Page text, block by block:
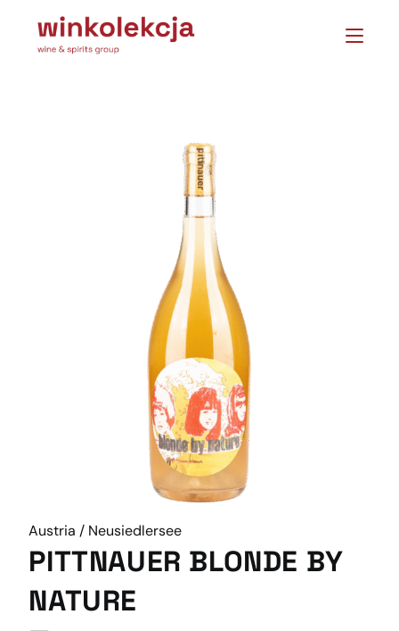
Austria / Neusiedlersee
PITTNAUER BLONDE BY
NATURE